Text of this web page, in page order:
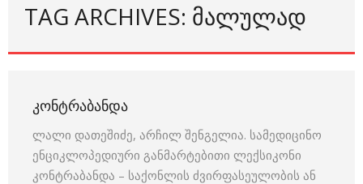
TAG ARCHIVES: ᲛᲐᲚᲣᲚᲐᲓ
ᲙᲝᲜᲢᲠᲐᲑᲐᲜᲓᲐ
ლალი დათეშიძე, არჩილ შენგელია. სამედიცინო
ენციკლოპედიური განმარტებითი ლექსიკონი
კონტრაბანდა – საქონლის ძვირფასეულობის ან